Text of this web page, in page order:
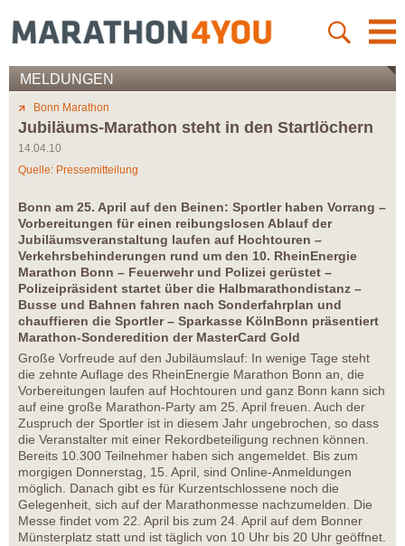
MELDUNGEN
Bonn Marathon
Jubiläums-Marathon steht in den Startlöchern
14.04.10
Quelle: Pressemitteilung
Bonn am 25. April auf den Beinen: Sportler haben Vorrang –
Vorbereitungen für einen reibungslosen Ablauf der
Jubiläumsveranstaltung laufen auf Hochtouren –
Verkehrsbehinderungen rund um den 10. RheinEnergie
Marathon Bonn – Feuerwehr und Polizei gerüstet –
Polizeipräsident startet über die Halbmarathondistanz –
Busse und Bahnen fahren nach Sonderfahrplan und
chauffieren die Sportler – Sparkasse KölnBonn präsentiert
Marathon-Sonderedition der MasterCard Gold
Große Vorfreude auf den Jubiläumslauf: In wenige Tage steht
die zehnte Auflage des RheinEnergie Marathon Bonn an, die
Vorbereitungen laufen auf Hochtouren und ganz Bonn kann sich
auf eine große Marathon-Party am 25. April freuen. Auch der
Zuspruch der Sportler ist in diesem Jahr ungebrochen, so dass
die Veranstalter mit einer Rekordbeteiligung rechnen können.
Bereits 10.300 Teilnehmer haben sich angemeldet. Bis zum
morgigen Donnerstag, 15. April, sind Online-Anmeldungen
möglich. Danach gibt es für Kurzentschlossene noch die
Gelegenheit, sich auf der Marathonmesse nachzumelden. Die
Messe findet vom 22. April bis zum 24. April auf dem Bonner
Münsterplatz statt und ist täglich von 10 Uhr bis 20 Uhr geöffnet.